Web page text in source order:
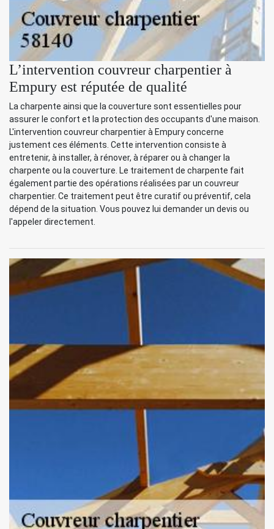
L’intervention couvreur charpentier à
Empury est réputée de qualité
La charpente ainsi que la couverture sont essentielles pour
assurer le confort et la protection des occupants d'une maison.
L'intervention couvreur charpentier à Empury concerne
justement ces éléments. Cette intervention consiste à
entretenir, à installer, à rénover, à réparer ou à changer la
charpente ou la couverture. Le traitement de charpente fait
également partie des opérations réalisées par un couvreur
charpentier. Ce traitement peut être curatif ou préventif, cela
dépend de la situation. Vous pouvez lui demander un devis ou
l'appeler directement.